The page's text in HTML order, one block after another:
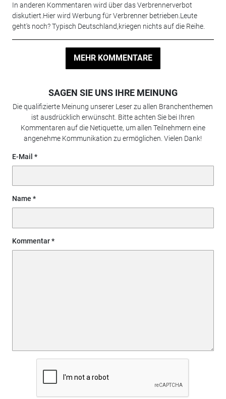
In anderen Kommentaren wird über das Verbrennerverbot
diskutiert.Hier wird Werbung für Verbrenner betrieben.Leute
geht's noch? Typisch Deutschland,kriegen nichts auf die Reihe.
MEHR KOMMENTARE
SAGEN SIE UNS IHRE MEINUNG
Die qualifizierte Meinung unserer Leser zu allen Branchenthemen
ist ausdrücklich erwünscht. Bitte achten Sie bei Ihren
Kommentaren auf die Netiquette, um allen Teilnehmern eine
angenehme Kommunikation zu ermöglichen. Vielen Dank!
E-Mail
Name
Kommentar